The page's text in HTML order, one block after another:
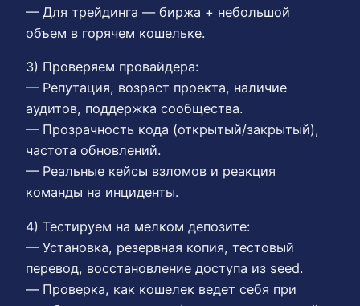
— Для трейдинга — биржа + небольшой
объем в горячем кошельке.
3) Проверяем провайдера:
— Репутация, возраст проекта, наличие
аудитов, поддержка сообщества.
— Прозрачность кода (открытый/закрытый),
частота обновлений.
— Реальные кейсы взломов и реакция
команды на инциденты.
4) Тестируем на мелком депозите:
— Установка, резервная копия, тестовый
перевод, восстановление доступа из seed.
— Проверка, как кошелек ведет себя при